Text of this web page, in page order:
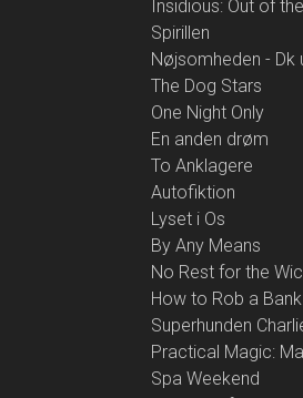
Insidious: Out of
Spirillen
Nøjsomheden - Dk
The Dog Stars
One Night Only
En anden drøm
To Anklagere
Autofiktion
Lyset i Os
By Any Means
No Rest for the
How to Rob a Bank
Superhunden
Practical Magic:
Spa Weekend